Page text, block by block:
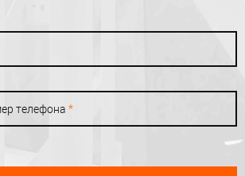
телефона *